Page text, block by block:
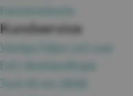
Fasträntekonto
Kundservice
Vanliga frågor och svar
Fyll i lånehandlingar
Tyck till om SBAB